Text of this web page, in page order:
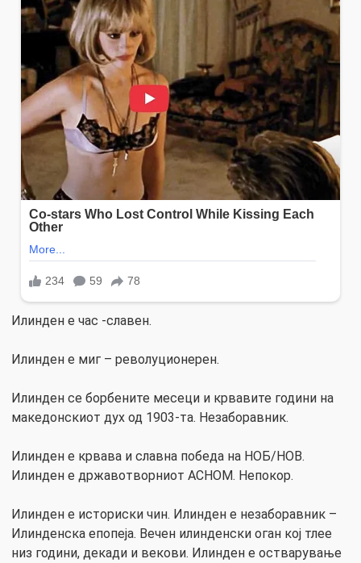
Илинден е час -славен.
Илинден е миг – револуционерен.
Илинден се борбените месеци и крвавите години на
македонскиот дух од 1903-та. Незаборавник.
Илинден е крвава и славна победа на НОБ/НОВ.
Илинден е државотворниот АСНОМ. Непокор.
Илинден е историски чин. Илинден е незаборавник –
Илинденска епопеја. Вечен илинденски оган кој тлее
низ години, декади и векови. Илинден е остварување